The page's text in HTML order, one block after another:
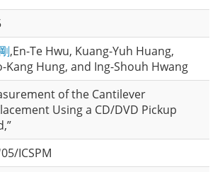
,En-Te Hwu, Kuang-Yuh Huang,
Kang Hung, and Ing-Shouh Hwang
of the Cantilever
Using a CD/DVD Pickup
ICSPM